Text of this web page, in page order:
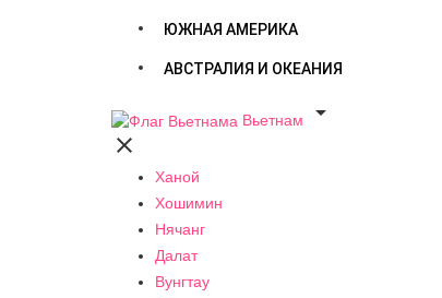
ЮЖНАЯ АМЕРИКА
АВСТРАЛИЯ И ОКЕАНИЯ
Вьетнам


Ханой
Хошимин
Нячанг
Далат
Вунгтау